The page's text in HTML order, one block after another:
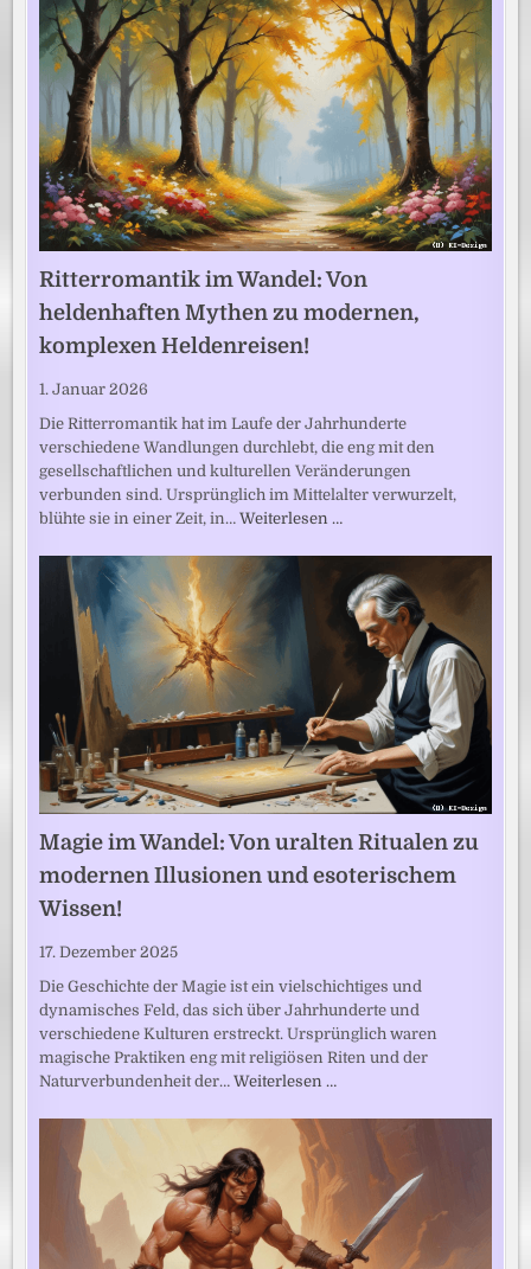
Ritterromantik im Wandel: Von
heldenhaften Mythen zu modernen,
komplexen Heldenreisen!
1. Januar 2026
Die Ritterromantik hat im Laufe der Jahrhunderte
verschiedene Wandlungen durchlebt, die eng mit den
gesellschaftlichen und kulturellen Veränderungen
verbunden sind. Ursprünglich im Mittelalter verwurzelt,
blühte sie in einer Zeit, in…Weiterlesen …
Magie im Wandel: Von uralten Ritualen zu
modernen Illusionen und esoterischem
Wissen!
17. Dezember 2025
Die Geschichte der Magie ist ein vielschichtiges und
dynamisches Feld, das sich über Jahrhunderte und
verschiedene Kulturen erstreckt. Ursprünglich waren
magische Praktiken eng mit religiösen Riten und der
Naturverbundenheit der…Weiterlesen …